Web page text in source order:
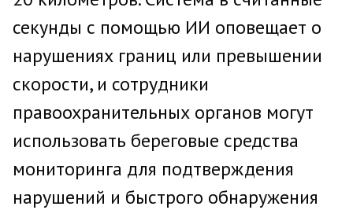
секунды с помощью ИИ оповещает о
нарушениях границ или превышении
скорости, и сотрудники
правоохранительных органов могут
использовать береговые средства
мониторинга для подтверждения
нарушений и быстрого обнаружения